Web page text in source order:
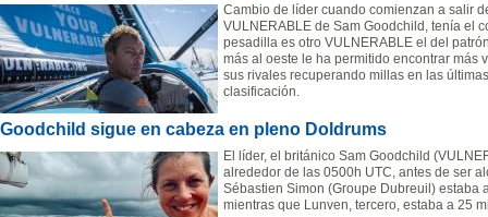
Cambio de líder cuando comienzan a salir
VULNERABLE de Sam Goodchild, tenía el
pesadilla es otro VULNERABLE el del
más al oeste le ha permitido encontrar más
sus rivales recuperando millas en las
clasificación.
Goodchild sigue en cabeza en pleno Doldrums
El líder, el británico Sam Goodchild
alrededor de las 0500h UTC, antes de ser
Sébastien Simon (Groupe Dubreuil) estaba
mientras que Lunven, tercero, estaba a 25